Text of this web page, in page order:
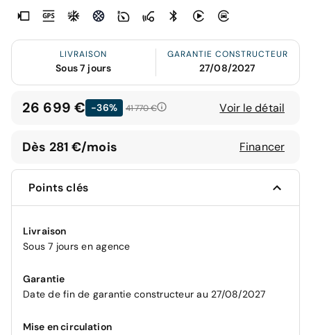
LIVRAISON
Sous 7 jours
GARANTIE CONSTRUCTEUR
27/08/2027
26 699 € -36% 41 770 € Voir le détail
Dès 281 €/mois Financer
Points clés
Livraison
Sous 7 jours en agence
Garantie
Date de fin de garantie constructeur au 27/08/2027
Mise en circulation